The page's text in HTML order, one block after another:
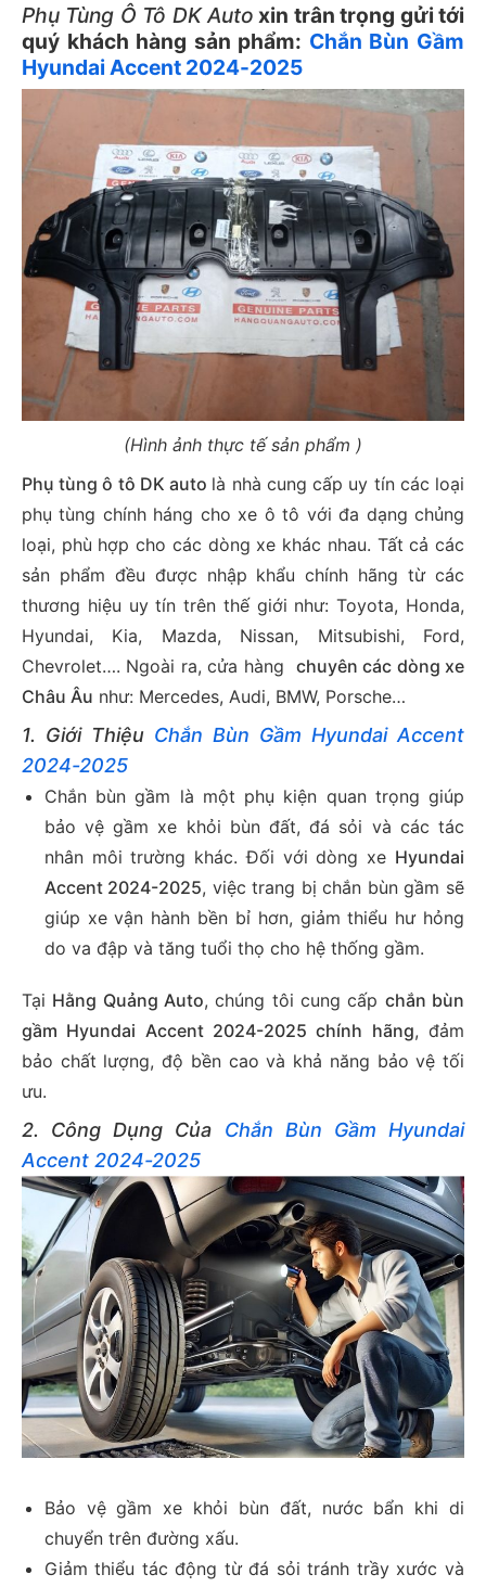
Phụ Tùng Ô Tô DK Auto xin trân trọng gửi tới
quý khách hàng sản phẩm: Chắn Bùn Gầm
Hyundai Accent 2024-2025
(Hình ảnh thực tế sản phẩm )
Phụ tùng ô tô DK auto là nhà cung cấp uy tín các loại
phụ tùng chính háng cho xe ô tô với đa dạng chủng
loại, phù hợp cho các dòng xe khác nhau. Tất cả các
sản phẩm đều được nhập khẩu chính hãng từ các
thương hiệu uy tín trên thế giới như: Toyota, Honda,
Hyundai, Kia, Mazda, Nissan, Mitsubishi, Ford,
Chevrolet…. Ngoài ra, cửa hàng chuyên các dòng xe
Châu Âu như: Mercedes, Audi, BMW, Porsche…
1. Giới Thiệu Chắn Bùn Gầm Hyundai Accent
2024-2025
Chắn bùn gầm là một phụ kiện quan trọng giúp
bảo vệ gầm xe khỏi bùn đất, đá sỏi và các tác
nhân môi trường khác. Đối với dòng xe Hyundai
Accent 2024-2025, việc trang bị chắn bùn gầm sẽ
giúp xe vận hành bền bỉ hơn, giảm thiểu hư hỏng
do va đập và tăng tuổi thọ cho hệ thống gầm.
Tại Hằng Quảng Auto, chúng tôi cung cấp chắn bùn
gầm Hyundai Accent 2024-2025 chính hãng, đảm
bảo chất lượng, độ bền cao và khả năng bảo vệ tối
ưu.
2. Công Dụng Của Chắn Bùn Gầm Hyundai
Accent 2024-2025
Bảo vệ gầm xe khỏi bùn đất, nước bẩn khi di
chuyển trên đường xấu.
Giảm thiểu tác động từ đá sỏi tránh trầy xước và